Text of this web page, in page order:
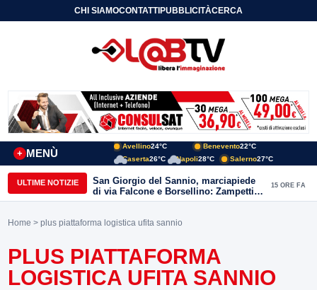
CHI SIAMOCONTATTIPUBBLICITÀCERCA
MENÙ
+
Avellino24°C Benevento22°C
Caserta26°C Napoli28°C Salerno27°C
ULTIME NOTIZIE
San Giorgio del Sannio, marciapiede
di via Falcone e Borsellino: Zampetti e
Lombardi replicano alle polemiche
15 ORE FA
Home > plus piattaforma logistica ufita sannio
PLUS PIATTAFORMA
LOGISTICA UFITA SANNIO